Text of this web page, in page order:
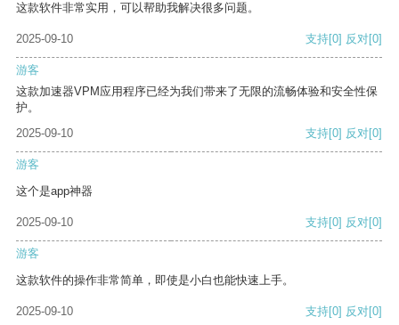
这款软件非常实用，可以帮助我解决很多问题。
2025-09-10 支持[0] 反对[0]
游客
这款加速器VPM应用程序已经为我们带来了无限的流畅体验和安全性保
护。
2025-09-10
支持[0] 反对[0]
游客
这个是app神器
2025-09-10 支持[0] 反对[0]
游客
这款软件的操作非常简单，即使是小白也能快速上手。
2025-09-10 支持[0] 反对[0]